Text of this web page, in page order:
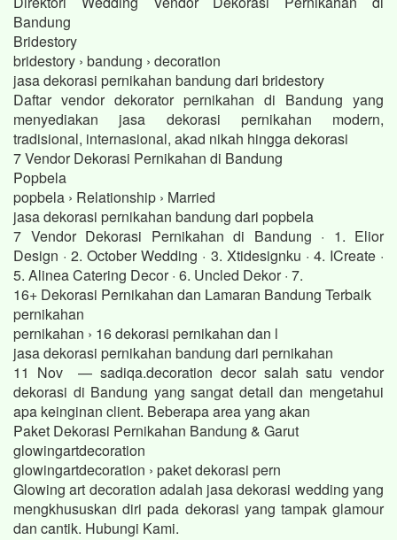
Bandung
Bridestory
bridestory › bandung › decoration
jasa dekorasi pernikahan bandung dari bridestory
Daftar vendor dekorator pernikahan di Bandung yang
menyediakan jasa dekorasi pernikahan modern,
tradisional, internasional, akad nikah hingga dekorasi
7 Vendor Dekorasi Pernikahan di Bandung
Popbela
popbela › Relationship › Married
jasa dekorasi pernikahan bandung dari popbela
7 Vendor Dekorasi Pernikahan di Bandung · 1. Elior
Design · 2. October Wedding · 3. Xtidesignku · 4. ICreate ·
5. Alinea Catering Decor · 6. Uncled Dekor · 7.
16+ Dekorasi Pernikahan dan Lamaran Bandung Terbaik
pernikahan
pernikahan › 16 dekorasi pernikahan dan l
jasa dekorasi pernikahan bandung dari pernikahan
11 Nov — sadiqa.decoration decor salah satu vendor
dekorasi di Bandung yang sangat detail dan mengetahui
apa keinginan client. Beberapa area yang akan
Paket Dekorasi Pernikahan Bandung & Garut
glowingartdecoration
glowingartdecoration › paket dekorasi pern
Glowing art decoration adalah jasa dekorasi wedding yang
mengkhususkan diri pada dekorasi yang tampak glamour
dan cantik. Hubungi Kami.